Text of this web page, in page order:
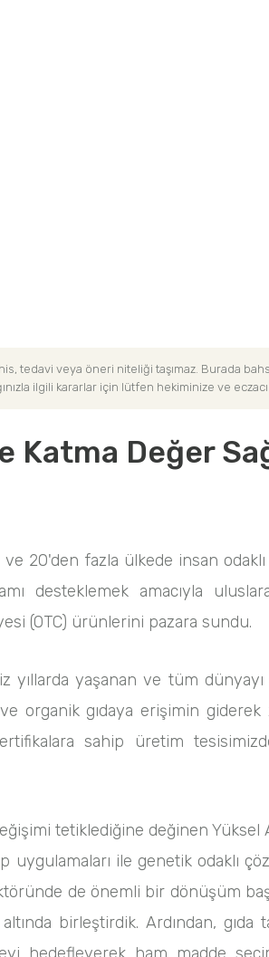
tedavi veya öneri niteliği taşımaz. Burada
ilgili kararlar için lütfen hekiminize ve
Değer
20'den fazla ülkede insan
desteklemek amacıyla
(OTC) ürünlerini pazara sundu.
yaşanan ve tüm dünyayı
gıdaya erişimin giderek
sahip üretim
tetiklediğine değinen Yüksel
ile genetik odaklı
de önemli bir dönüşüm
birleştirdik. Ardından,